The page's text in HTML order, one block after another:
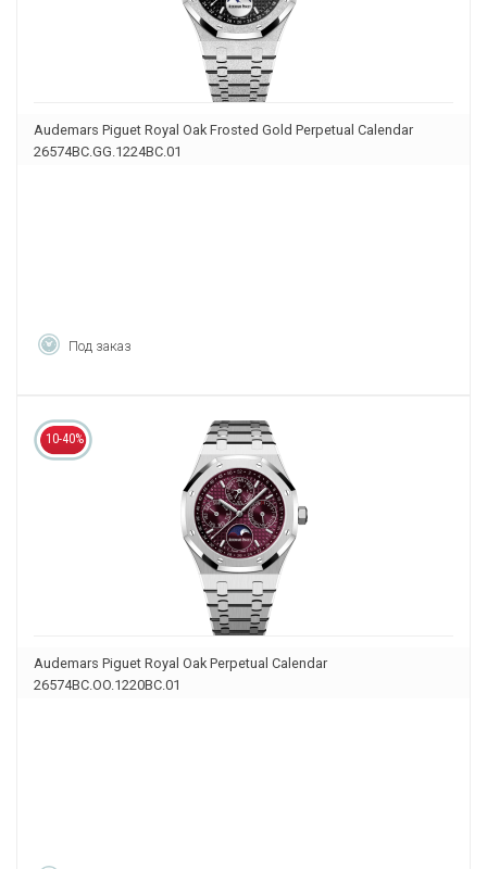
Audemars Piguet Royal Oak Frosted Gold Perpetual Calendar
26574BC.GG.1224BC.01
Под заказ
10-40%
Audemars Piguet Royal Oak Perpetual Calendar
26574BC.OO.1220BC.01